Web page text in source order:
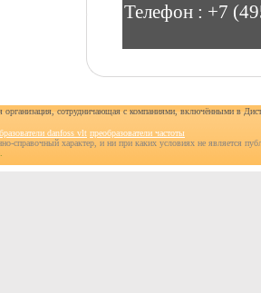
Телефон : +7
сотрудничающая с компаниями, включёнными в
danfoss vlt преобразователи частоты
справочный характер, и ни при каких условиях не является